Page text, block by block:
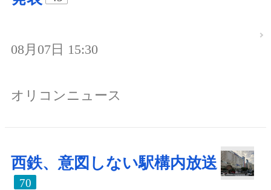
08月07日 15:30
オリコンニュース
西鉄、意図しない駅構内放送
70